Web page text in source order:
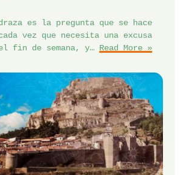
es la pregunta que se hace
vez que necesita una excusa
fin de semana, y… Read More »